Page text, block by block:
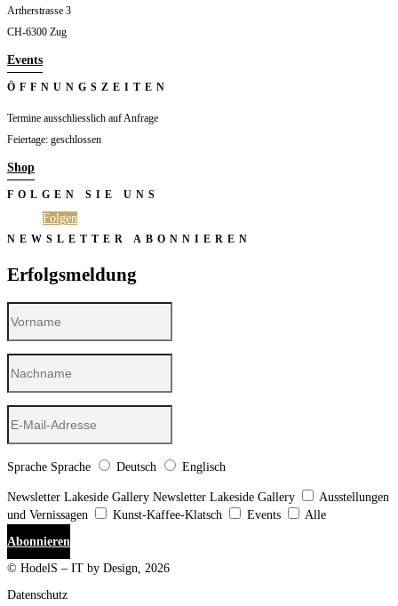
Artherstrasse 3
CH-6300 Zug
Events
ÖFFNUNGSZEITEN
Termine ausschliesslich auf Anfrage
Feiertage: geschlossen
Shop
FOLGEN SIE UNS
Folgen
NEWSLETTER ABONNIEREN
Erfolgsmeldung
Sprache Sprache Deutsch Englisch
Newsletter Lakeside Gallery Newsletter Lakeside Gallery
Ausstellungen
und Vernissagen
Kunst-Kaffee-Klatsch Events
Alle
Abonnieren
© HodelS – IT by Design, 2026
Datenschutz